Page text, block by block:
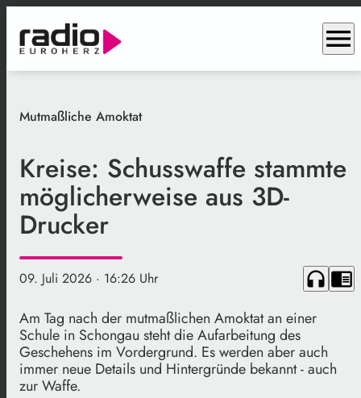
menu
Mutmaßliche Amoktat
Kreise: Schusswaffe stammte
möglicherweise aus 3D-
Drucker
09. Juli 2026 · 16:26 Uhr headphones chrome_reader_mode
Am Tag nach der mutmaßlichen Amoktat an einer
Schule in Schongau steht die Aufarbeitung des
Geschehens im Vordergrund. Es werden aber auch
immer neue Details und Hintergründe bekannt - auch
zur Waffe.